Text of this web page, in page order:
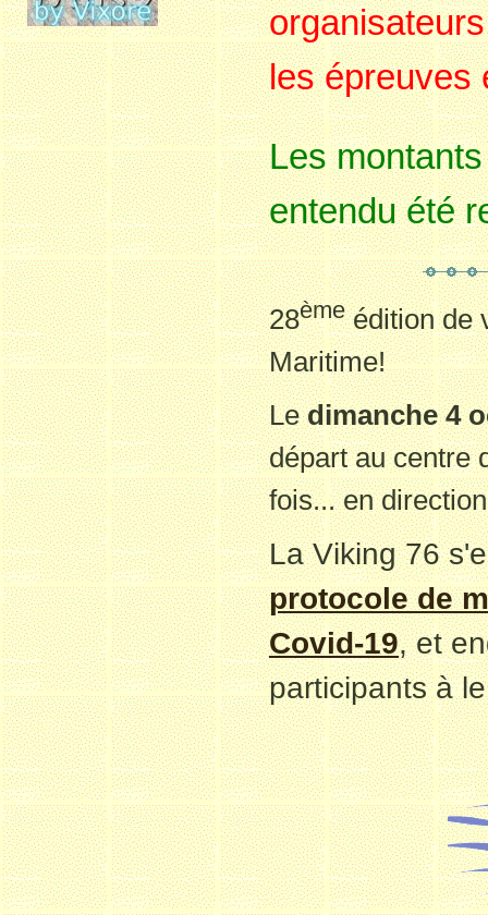
les épreuves
Les
entendu été
28èmeédition de
Maritime!
Ledimanche 4
départ au centre
fois... en
La Viking 76
protocole de
Covid-19, et
participants à